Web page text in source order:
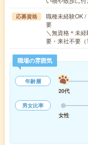
応募資格
職種未経験OK
要
＼無資格＊未
要・来社不要
職場の雰囲気
年齢層
20代
男女比率
女性